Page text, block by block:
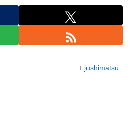
jushimatsu